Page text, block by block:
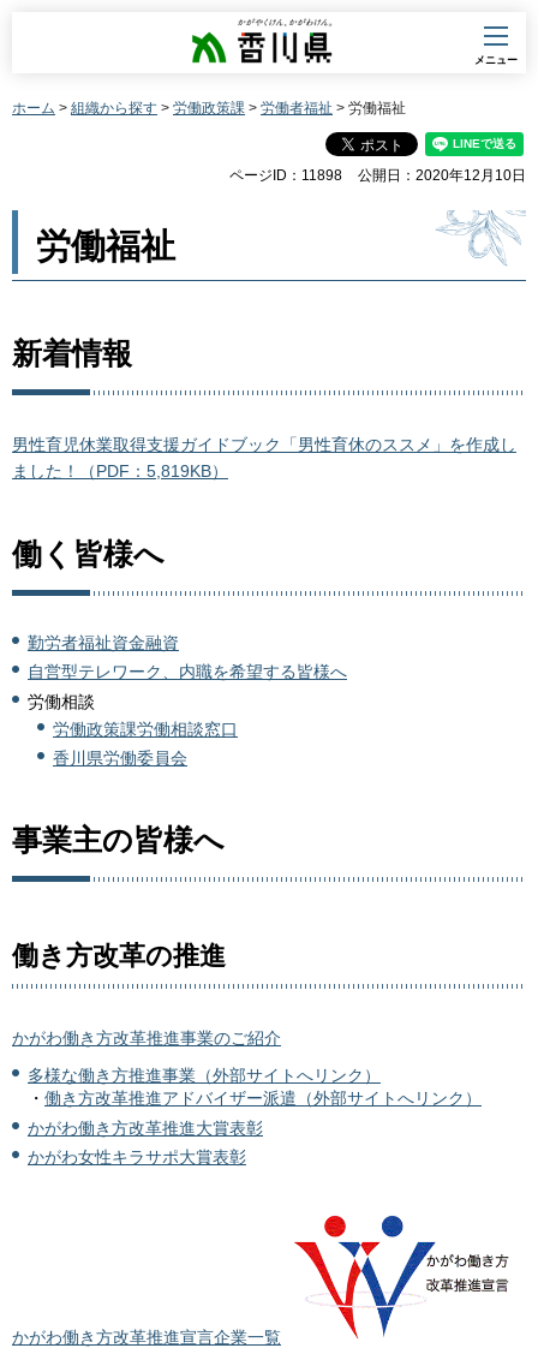
香川県
メニュー
ホーム > 組織から探す > 労働政策課 > 労働者福祉 > 労働福祉
ページID：11898 公開日：2020年12月10日
労働福祉
新着情報
男性育児休業取得支援ガイドブック「男性育休のススメ」を作成し
ました！（PDF：5,819KB）
働く皆様へ
勤労者福祉資金融資
自営型テレワーク、内職を希望する皆様へ
労働相談
労働政策課労働相談窓口
香川県労働委員会
事業主の皆様へ
働き方改革の推進
かがわ働き方改革推進事業のご紹介
多様な働き方推進事業（外部サイトへリンク）
・ 働き方改革推進アドバイザー派遣（外部サイトへリンク）
かがわ働き方改革推進大賞表彰
かがわ女性キラサポ大賞表彰
かがわ働き方改革推進宣言企業一覧